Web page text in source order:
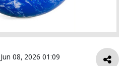
Jun 08, 2026 01:09